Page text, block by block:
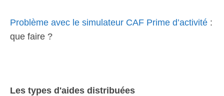
Problème avec le simulateur CAF Prime d’activité :
que faire ?
Les types d'aides distribuées